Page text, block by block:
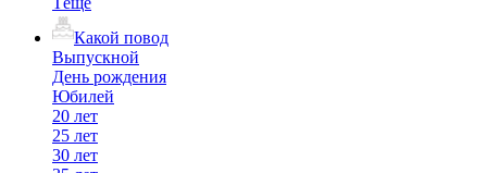
Какой повод
Выпускной
День рождения
Юбилей
20 лет
25 лет
30 лет